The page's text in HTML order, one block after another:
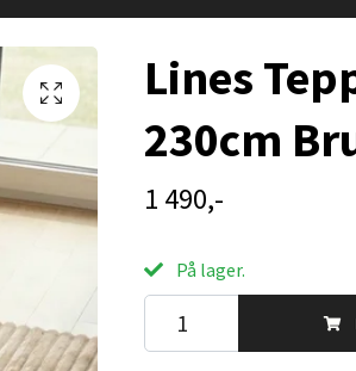
Lines
230cm
1 490,-
På lager.